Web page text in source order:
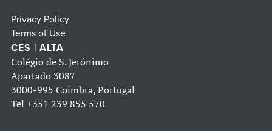
Privacy Policy
Terms of Use
CES | ALTA
Colégio de S. Jerónimo
Apartado 3087
3000-995 Coimbra, Portugal
Tel +351 239 855 570